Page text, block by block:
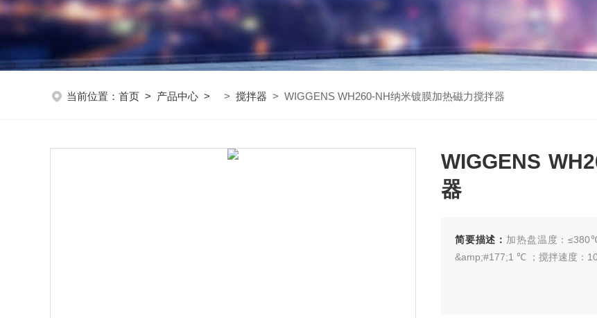
当前位置： 首页 > 产品中心 > > 搅拌器 > WIGGENS WH260-NH纳米镀膜加热磁力搅拌器
WIGGENS
器
简要描述： 加热盘温度：
&amp;#177;1 ℃ ；搅拌速度：